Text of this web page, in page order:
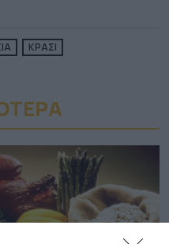
ΚΡΑΣΙ